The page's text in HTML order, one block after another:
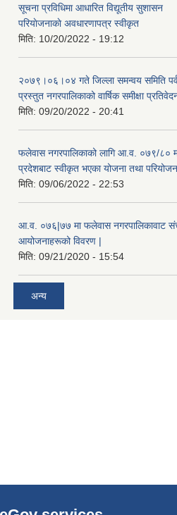
सूचना प्रविधिमा आधारित विद्यूतीय सुशासन
परियाेजनाकाे अवधारणापत्र स्वीकृत
मिति: 10/20/2022 - 19:12
२०७९।०६।०४ गते जिल्ला समन्वय समिति
प्रस्तुत नगरपालिकाको वार्षिक समीक्षा
मिति: 09/20/2022 - 20:41
फलेवास नगरपालिकाको लागि आ.व. ०७९/८०
प्रदेशबाट स्वीकृत भएका योजना तथा
मिति: 09/06/2022 - 22:53
आ.व. ०७६|७७ मा फलेवास नगरपालिकावाट
आयोजनाहरूको विवरण |
मिति: 09/21/2020 - 15:54
अन्य